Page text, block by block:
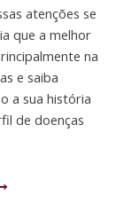
atenções se
que a melhor
na
e saiba
a sua história
de doenças